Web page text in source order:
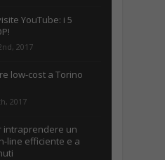
YouTube: i 5
2017
low-cost a Torino
2017
intraprendere un
line efficiente e a